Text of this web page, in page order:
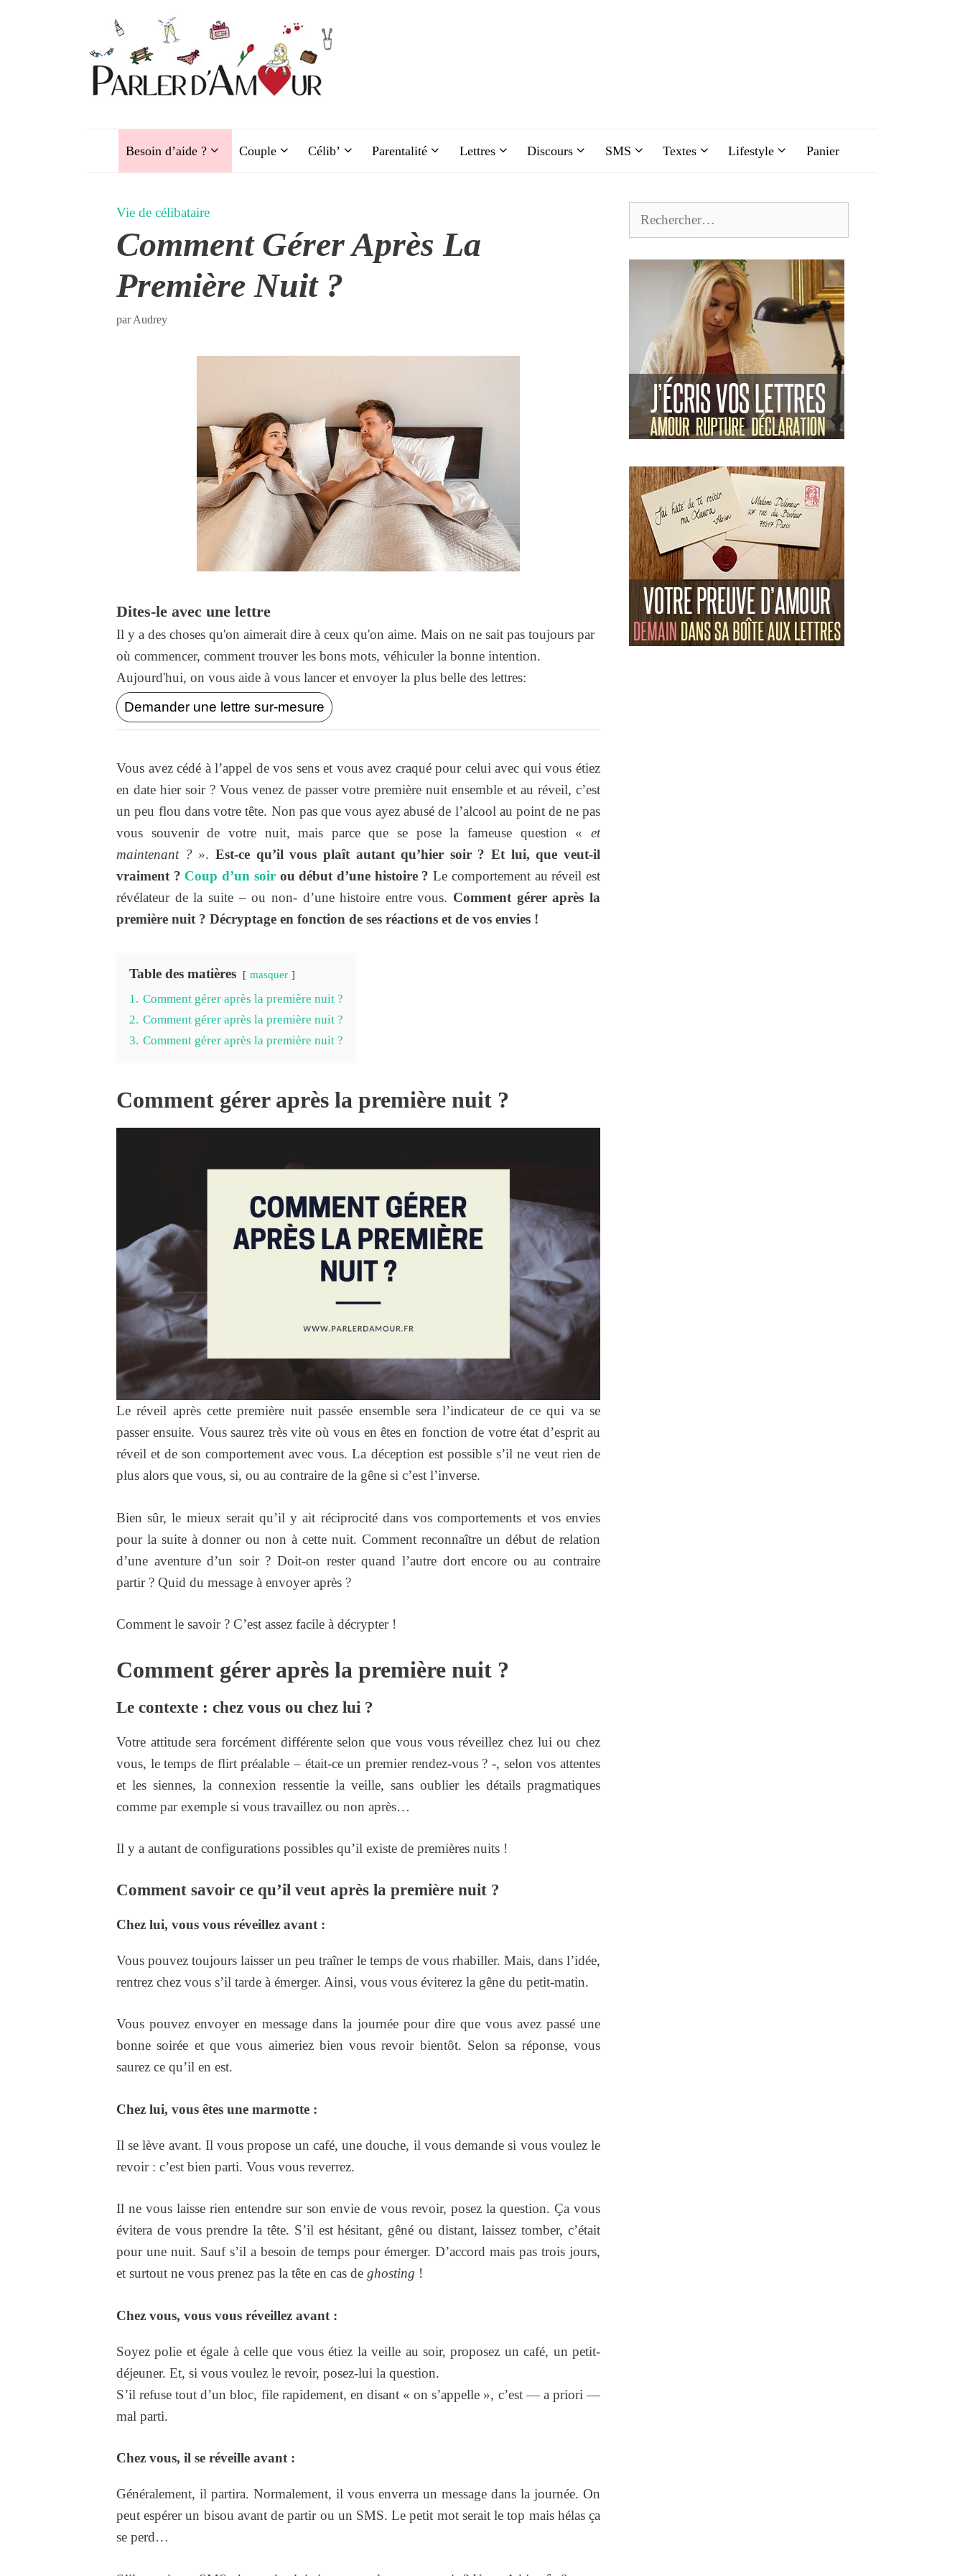
Besoin d’aide ? Couple Célib’ Parentalité Lettres Discours SMS Textes Lifestyle Panier
Vie de célibataire
Comment Gérer Après La
Première Nuit ?
parAudrey
Dites-le avec une lettre
Il y a des choses qu'on aimerait dire à ceux qu'on aime. Mais on ne sait pas toujours par
où commencer, comment trouver les bons mots, véhiculer la bonne intention.
Aujourd'hui, on vous aide à vous lancer et envoyer la plus belle des lettres:
Demander une lettre sur-mesure
Vous avez cédé à l’appel de vos sens et vous avez craqué pour celui avec qui vous étiez
en date hier soir ? Vous venez de passer votre première nuit ensemble et au réveil, c’est
un peu flou dans votre tête. Non pas que vous ayez abusé de l’alcool au point de ne pas
vous souvenir de votre nuit, mais parce que se pose la fameuse question « et
maintenant ? ». Est-ce qu’il vous plaît autant qu’hier soir ? Et lui, que veut-il
vraiment ? Coup d’un soirou début d’une histoire ? Le comportement au réveil est
révélateur de la suite – ou non- d’une histoire entre vous. Comment gérer après la
première nuit ? Décryptage en fonction de ses réactions et de vos envies !
Table des matières masquer
1. Comment gérer après la première nuit ?
2. Comment gérer après la première nuit ?
3. Comment gérer après la première nuit ?
Comment gérer après la première nuit ?
Le réveil après cette première nuit passée ensemble sera l’indicateur de ce qui va se
passer ensuite. Vous saurez très vite où vous en êtes en fonction de votre état d’esprit au
réveil et de son comportement avec vous. La déception est possible s’il ne veut rien de
plus alors que vous, si, ou au contraire de la gêne si c’est l’inverse.
Bien sûr, le mieux serait qu’il y ait réciprocité dans vos comportements et vos envies
pour la suite à donner ou non à cette nuit. Comment reconnaître un début de relation
d’une aventure d’un soir ? Doit-on rester quand l’autre dort encore ou au contraire
partir ? Quid du message à envoyer après ?
Comment le savoir ? C’est assez facile à décrypter !
Comment gérer après la première nuit ?
Le contexte : chez vous ou chez lui ?
Votre attitude sera forcément différente selon que vous vous réveillez chez lui ou chez
vous, le temps de flirt préalable – était-ce un premier rendez-vous ? -, selon vos attentes
et les siennes, la connexion ressentie la veille, sans oublier les détails pragmatiques
comme par exemple si vous travaillez ou non après…
Il y a autant de configurations possibles qu’il existe de premières nuits !
Comment savoir ce qu’il veut après la première nuit ?
Chez lui, vous vous réveillez avant :
Vous pouvez toujours laisser un peu traîner le temps de vous rhabiller. Mais, dans l’idée,
rentrez chez vous s’il tarde à émerger. Ainsi, vous vous éviterez la gêne du petit-matin.
Vous pouvez envoyer en message dans la journée pour dire que vous avez passé une
bonne soirée et que vous aimeriez bien vous revoir bientôt. Selon sa réponse, vous
saurez ce qu’il en est.
Chez lui, vous êtes une marmotte :
Il se lève avant. Il vous propose un café, une douche, il vous demande si vous voulez le
revoir : c’est bien parti. Vous vous reverrez.
Il ne vous laisse rien entendre sur son envie de vous revoir, posez la question. Ça vous
évitera de vous prendre la tête. S’il est hésitant, gêné ou distant, laissez tomber, c’était
pour une nuit. Sauf s’il a besoin de temps pour émerger. D’accord mais pas trois jours,
et surtout ne vous prenez pas la tête en cas de ghosting !
Chez vous, vous vous réveillez avant :
Soyez polie et égale à celle que vous étiez la veille au soir, proposez un café, un petit-
déjeuner. Et, si vous voulez le revoir, posez-lui la question.
S’il refuse tout d’un bloc, file rapidement, en disant « on s’appelle », c’est — a priori —
mal parti.
Chez vous, il se réveille avant :
Généralement, il partira. Normalement, il vous enverra un message dans la journée. On
peut espérer un bisou avant de partir ou un SMS. Le petit mot serait le top mais hélas ça
se perd…